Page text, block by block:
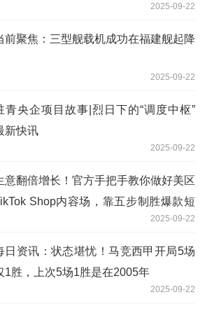
2025-09-22
前聚焦：三型舰载机成功在福建舰起降
2025-09-22
青央企项目故事|烈日下的“调度中枢”
新快讯
2025-09-22
意翻倍增长！官方手把手教你做好美区
Shop内容场，靠五步制胜爆款短
2025-09-22
日资讯：状态堪忧！马竞西甲开局5场
1胜，上次5场1胜是在2005年
2025-09-22